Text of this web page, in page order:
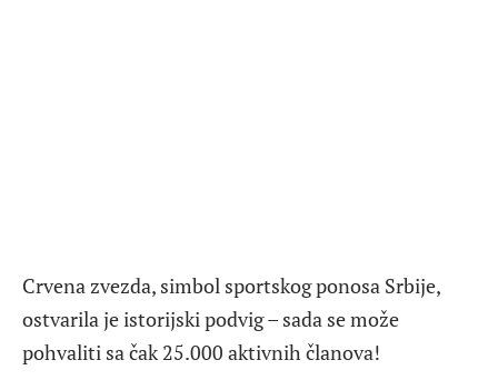
Crvena zvezda, simbol sportskog ponosa Srbije,
ostvarila je istorijski podvig – sada se može
pohvaliti sa čak 25.000 aktivnih članova!